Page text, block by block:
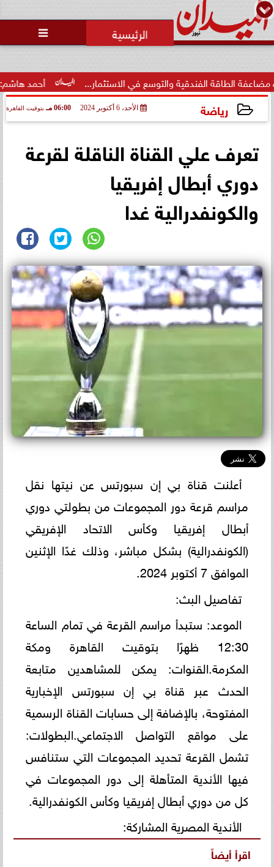

أحمد هاشم: الإعلام الفندقية والتوسع في الاستثمار...
رياضة الأحد، 6 أكتوبر 2024 06:00 مـ بتوقيت القاهرة
تعرف علي القناة الناقلة لقرعة
دوري أبطال إفريقيا
والكونفدرالية غدا
أعلنت قناة بي إن سبورتس عن نيتها نقل
مراسم قرعة دور المجموعات من بطولتي دوري
أبطال إفريقيا وكأس الاتحاد الإفريقي
(الكونفدرالية) بشكل مباشر، وذلك غدًا الإثنين
الموافق 7 أكتوبر 2024.
تفاصيل البث:
الموعد: ستبدأ مراسم القرعة في تمام الساعة
12:30 ظهرًا بتوقيت القاهرة ومكة
المكرمة.القنوات: يمكن للمشاهدين متابعة
الحدث عبر قناة بي إن سبورتس الإخبارية
المفتوحة، بالإضافة إلى حسابات القناة الرسمية
على مواقع التواصل الاجتماعي.البطولات:
تشمل القرعة تحديد المجموعات التي ستنافس
فيها الأندية المتأهلة إلى دور المجموعات في
كل من دوري أبطال إفريقيا وكأس الكونفدرالية.
الأندية المصرية المشاركة:
اقرأ أيضاً